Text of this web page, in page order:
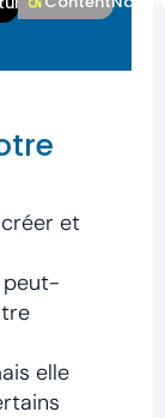
et
peut-
elle